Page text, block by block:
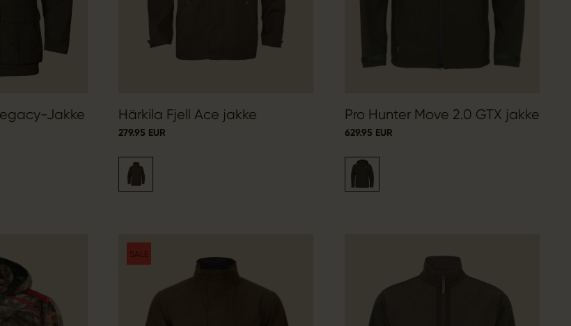
Jakke Härkila Fjell Ace jakke
279.95 EUR
Pro Hunter Move 2.0 GTX jakke
629.95 EUR
SALE